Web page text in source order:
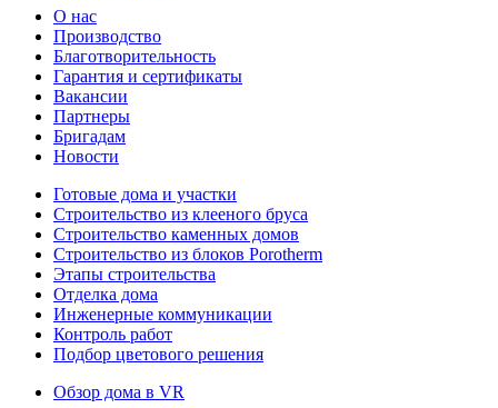
О нас
Производство
Благотворительность
Гарантия и сертификаты
Вакансии
Партнеры
Бригадам
Новости
Готовые дома и участки
Строительство из клееного бруса
Строительство каменных домов
Строительство из блоков Porotherm
Этапы строительства
Отделка дома
Инженерные коммуникации
Контроль работ
Подбор цветового решения
Обзор дома в VR